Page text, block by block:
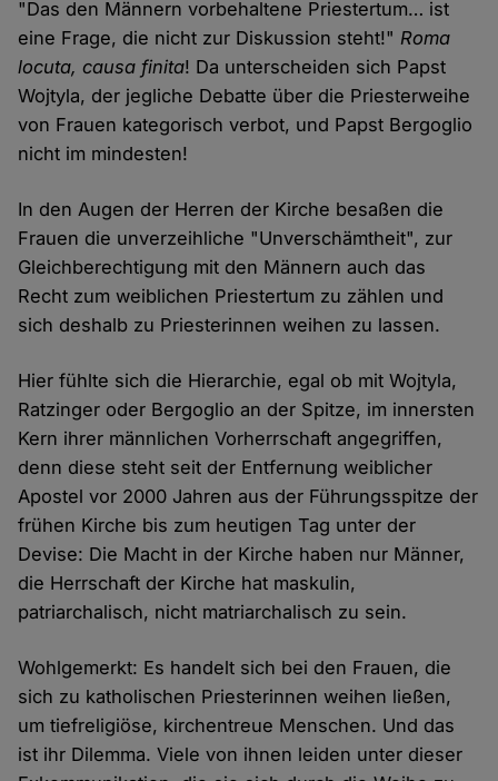
"Das den Männern vorbehaltene Priestertum… ist
eine Frage, die nicht zur Diskussion steht!"Roma
locuta, causa finita! Da unterscheiden sich Papst
Wojtyla, der jegliche Debatte über die Priesterweihe
von Frauen kategorisch verbot, und Papst Bergoglio
nicht im mindesten!
In den Augen der Herren der Kirche besaßen die
Frauen die unverzeihliche "Unverschämtheit", zur
Gleichberechtigung mit den Männern auch das
Recht zum weiblichen Priestertum zu zählen und
sich deshalb zu Priesterinnen weihen zu lassen.
Hier fühlte sich die Hierarchie, egal ob mit Wojtyla,
Ratzinger oder Bergoglio an der Spitze, im innersten
Kern ihrer männlichen Vorherrschaft angegriffen,
denn diese steht seit der Entfernung weiblicher
Apostel vor 2000 Jahren aus der Führungsspitze der
frühen Kirche bis zum heutigen Tag unter der
Devise: Die Macht in der Kirche haben nur Männer,
die Herrschaft der Kirche hat maskulin,
patriarchalisch, nicht matriarchalisch zu sein.
Wohlgemerkt: Es handelt sich bei den Frauen, die
sich zu katholischen Priesterinnen weihen ließen,
um tiefreligiöse, kirchentreue Menschen. Und das
ist ihr Dilemma. Viele von ihnen leiden unter dieser